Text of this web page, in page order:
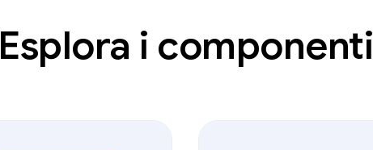
Esplora i componenti